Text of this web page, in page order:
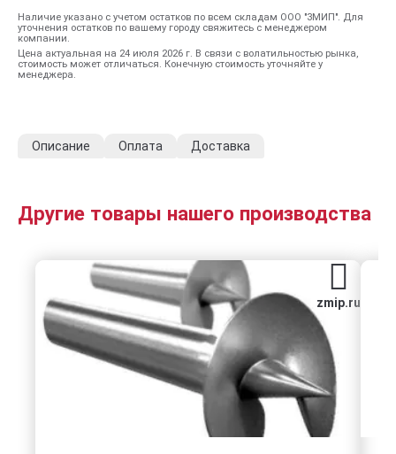
Наличие указано с учетом остатков по всем складам ООО "ЗМИП". Для
уточнения остатков по вашему городу свяжитесь с менеджером
компании.
Цена актуальная на 24 июля 2026 г. В связи с волатильностью рынка,
стоимость может отличаться. Конечную стоимость уточняйте у
менеджера.
Описание Оплата Доставка
Другие товары нашего производства
zmip.ru